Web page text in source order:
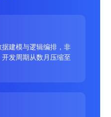
建模与逻辑编排，非
发周期从数月压缩至